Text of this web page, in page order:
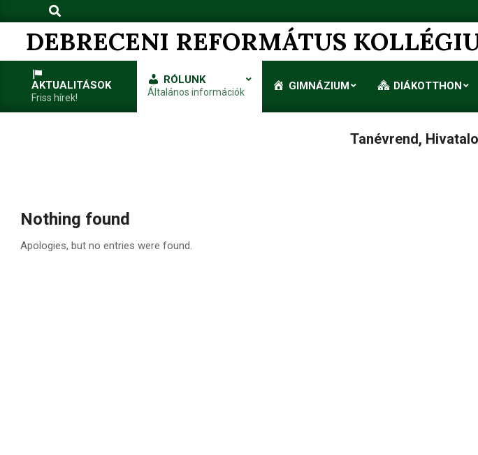
to
Search
DEBRECENI REFORMÁTUS
AKTUALITÁSOK
Friss hírek!
RÓLUNK
Általános információk GIMNÁZIUM DIÁKOTTHON
Tanévrend,
Nothing found
Apologies, but no entries were found.